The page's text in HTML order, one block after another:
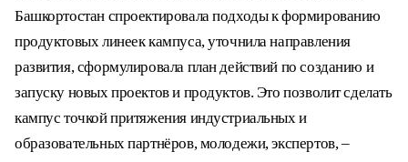
Башкортостан спроектировала подходы к формированию
продуктовых линеек кампуса, уточнила направления
развития, сформулировала план действий по созданию и
запуску новых проектов и продуктов. Это позволит сделать
кампус точкой притяжения индустриальных и
образовательных партнёров, молодежи, экспертов, –